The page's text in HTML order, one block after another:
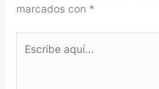
marcados con *
aquí...